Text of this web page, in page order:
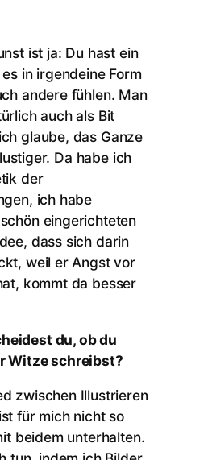
ist ja: Du hast ein
in irgendeine Form
andere fühlen. Man
auch als Bit
glaube, das Ganze
Da habe ich
der
ich habe
eingerichteten
dass sich darin
weil er Angst vor
kommt da besser
du, ob du
Witze schreibst?
zwischen Illustrieren
für mich nicht so
beidem unterhalten.